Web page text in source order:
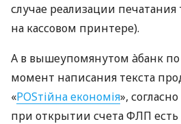
случае реализации
на кассовом принтере).
А в вышеупомянутом àбанк
момент написания текста
«POSтійна економія»,
при открытии счета ФЛП